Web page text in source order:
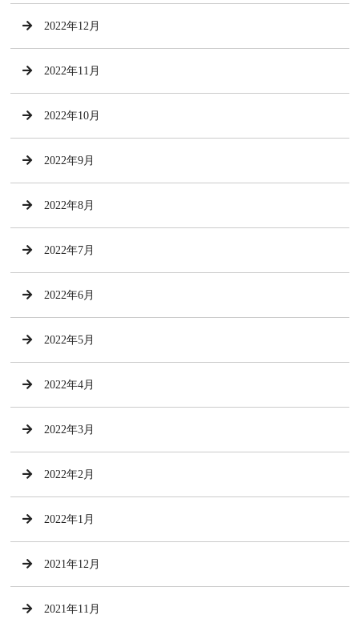
2022年12月
2022年11月
2022年10月
2022年9月
2022年8月
2022年7月
2022年6月
2022年5月
2022年4月
2022年3月
2022年2月
2022年1月
2021年12月
2021年11月